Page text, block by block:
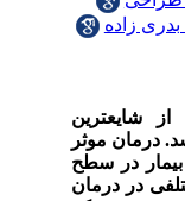
زاده
شایعترین
درمان موثر
در سطح
در درمان